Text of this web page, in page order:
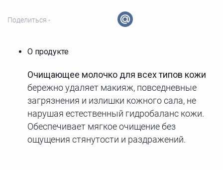
Поделиться -
О продукте
Очищающее молочко для всех типов кожи
бережно удаляет макияж, повседневные
загрязнения и излишки кожного сала, не
нарушая естественный гидробаланс кожи.
Обеспечивает мягкое очищение без
ощущения стянутости и раздражений.